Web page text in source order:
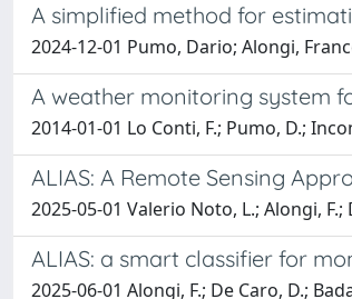
A simplified method for
2024-12-01 Pumo, Dario; Alongi,
A weather monitoring system
2014-01-01 Lo Conti, F.; Pumo, D.;
ALIAS: A Remote Sensing
2025-05-01 Valerio Noto, L.; Alongi,
ALIAS: a smart classifier for
2025-06-01 Alongi, F.; De Caro, D.;